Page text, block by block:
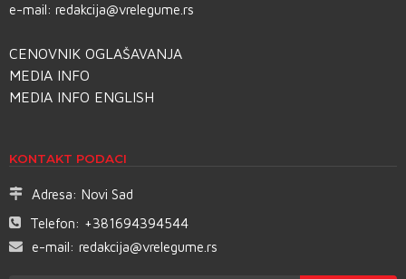
e-mail: redakcija@vrelegume.rs
CENOVNIK OGLAŠAVANJA
MEDIA INFO
MEDIA INFO ENGLISH
KONTAKT PODACI
Adresa: Novi Sad
Telefon: +381694394544
e-mail: redakcija@vrelegume.rs